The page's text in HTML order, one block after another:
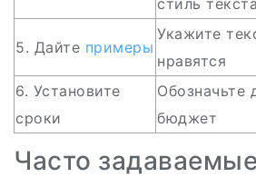
стиль текста
5. Дайте примеры
Укажите
нравятся
6. Установите
сроки
Обозначьте
бюджет
Часто задаваемые